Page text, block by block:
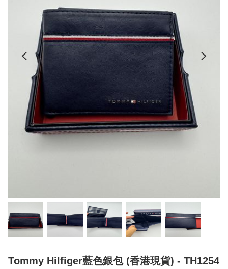
Tommy Hilfiger藍色銀包 (香港現貨) - TH1254